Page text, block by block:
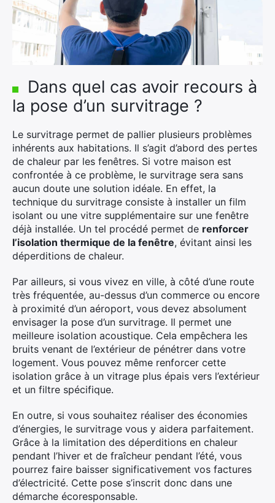
Dans quel cas avoir recours à
la pose d’un survitrage ?
Le survitrage permet de pallier plusieurs problèmes
inhérents aux habitations. Il s’agit d’abord des pertes
de chaleur par les fenêtres. Si votre maison est
confrontée à ce problème, le survitrage sera sans
aucun doute une solution idéale. En effet, la
technique du survitrage consiste à installer un film
isolant ou une vitre supplémentaire sur une fenêtre
déjà installée. Un tel procédé permet de renforcer
l’isolation thermique de la fenêtre, évitant ainsi les
déperditions de chaleur.
Par ailleurs, si vous vivez en ville, à côté d’une route
très fréquentée, au-dessus d’un commerce ou encore
à proximité d’un aéroport, vous devez absolument
envisager la pose d’un survitrage. Il permet une
meilleure isolation acoustique. Cela empêchera les
bruits venant de l’extérieur de pénétrer dans votre
logement. Vous pouvez même renforcer cette
isolation grâce à un vitrage plus épais vers l’extérieur
et un filtre spécifique.
En outre, si vous souhaitez réaliser des économies
d’énergies, le survitrage vous y aidera parfaitement.
Grâce à la limitation des déperditions en chaleur
pendant l’hiver et de fraîcheur pendant l’été, vous
pourrez faire baisser significativement vos factures
d’électricité. Cette pose s’inscrit donc dans une
démarche écoresponsable.
×
Rechercher
: